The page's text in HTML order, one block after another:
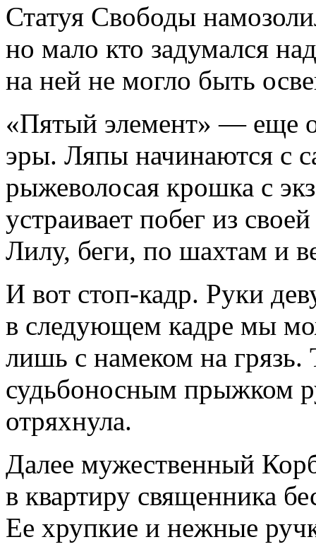
Статуя Свободы
но мало кто задумался
на ней не могло быть
«Пятый элемент» — еще
эры. Ляпы начинаются с
рыжеволосая крошка с
устраивает побег из
Лилу, беги, по шахтам и
И вот стоп-кадр. Руки
в следующем кадре мы
лишь с намеком на грязь.
судьбоносным прыжком
отряхнула.
Далее мужественный
в квартиру священника
Ее хрупкие и нежные